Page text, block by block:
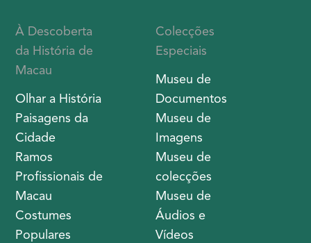
À Descoberta
da História de
Macau
Olhar a História
Paisagens da
Cidade
Ramos
Profissionais de
Macau
Costumes
Populares
Colecções
Especiais
Museu de
Documentos
Museu de
Imagens
Museu de
colecções
Museu de
Áudios e
Vídeos